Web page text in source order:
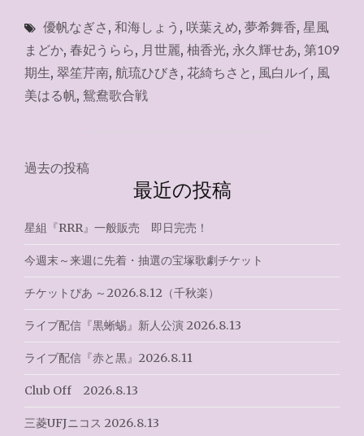
で
ラ
ブ
『鴛
2023.8.13"
優帆なぎさ , 和海しょう , 咲葉えめ, 夢希舞香, 星風
まどか, 春妃うらら, 月世麗, 柚香光, 永久輝せあ, 第109
期生, 翠笙芹南, 航琉ひびき , 花綺ちさと , 風白ルイ , 風
美はる帆, 鴛鴦歌合戦
投
ナ
ビ
ゲ
ー
シ
ョ
ン
過去の投稿
最近の投稿
星組『RRR』一般販売 即日完売！
今週末～来週に先着・抽選の宝塚歌劇チケット
チケットぴあ ～2026.8.12（千秋楽）
ライブ配信『黒蜥蜴』新人公演 2026.8.13
ライブ配信『赤と黒』2026.8.11
Club Off 2026.8.13
三菱UFJニコス 2026.8.13